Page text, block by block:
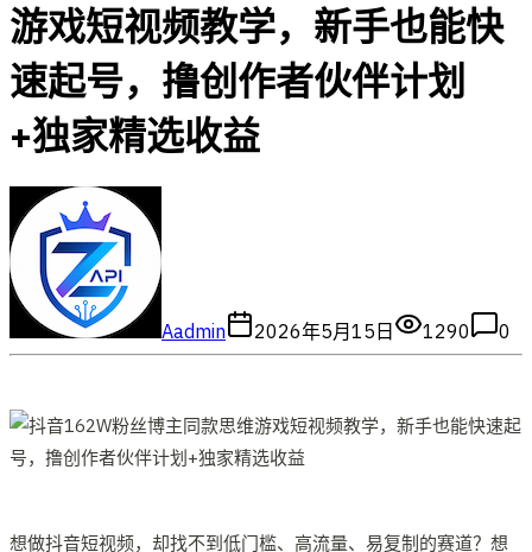
游戏短视频教学，新手也能快
速起号，撸创作者伙伴计划
+独家精选收益
Aadmin 2026年5月15日 1290 0
想做抖音短视频，却找不到低门槛、高流量、易复制的赛道？想